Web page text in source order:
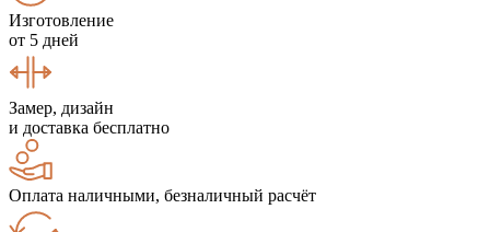
Изготовление
от 5 дней
Замер, дизайн
и доставка бесплатно
Оплата наличными, безналичный расчёт